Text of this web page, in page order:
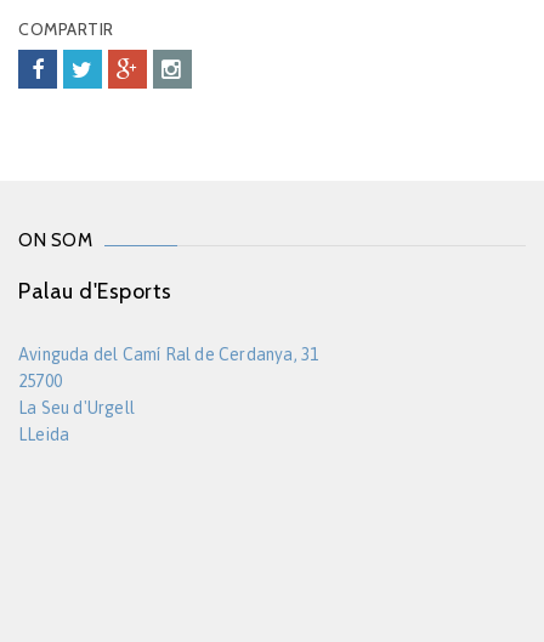
COMPARTIR
ON SOM
Palau d'Esports
Avinguda del Camí Ral de Cerdanya, 31
25700
La Seu d'Urgell
LLeida